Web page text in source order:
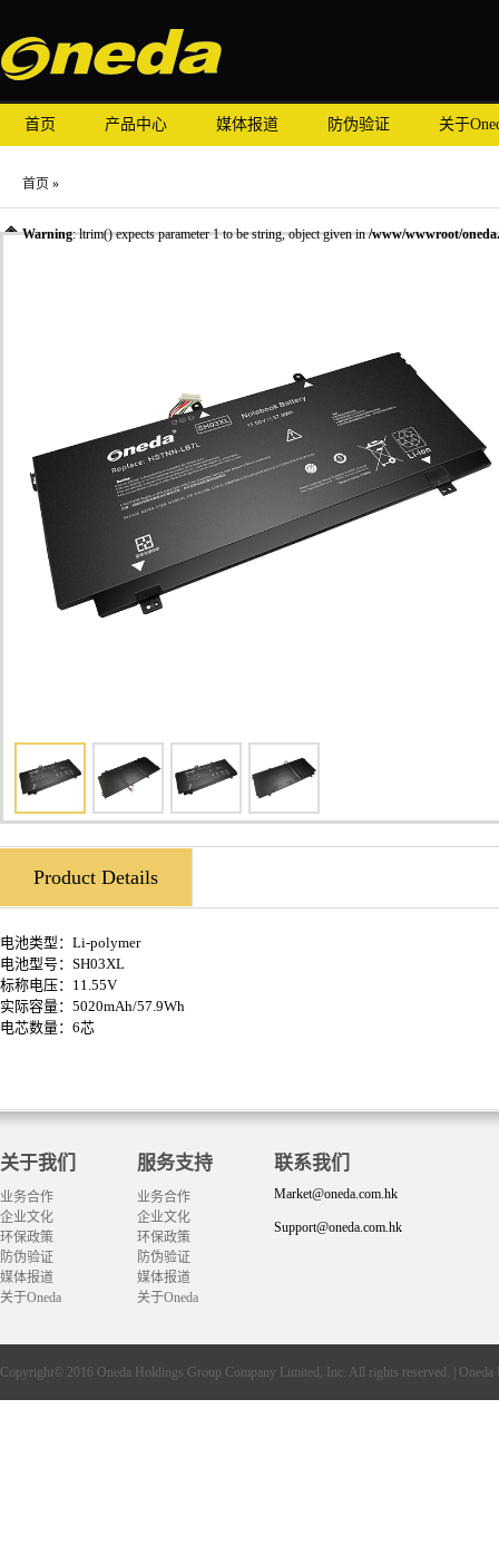
首页 产品中心 媒体报道 防伪验证 关于
首页 »
Warning: ltrim() expects parameter 1 to be string, object given in/www/wwwroot/
Product Details
电池类型：Li-polymer
电池型号：SH03XL
标称电压：11.55V
实际容量：5020mAh/57.9Wh
电芯数量：6芯
关于我们
业务合作
企业文化
环保政策
防伪验证
媒体报道
关于Oneda
服务支持
业务合作
企业文化
环保政策
防伪验证
媒体报道
关于Oneda
联系我们
Market@oneda.com.hk
Support@oneda.com.hk
Copyright© 2016 Oneda Holdings Group Company Limited, Inc. All rights reserved. | Oneda